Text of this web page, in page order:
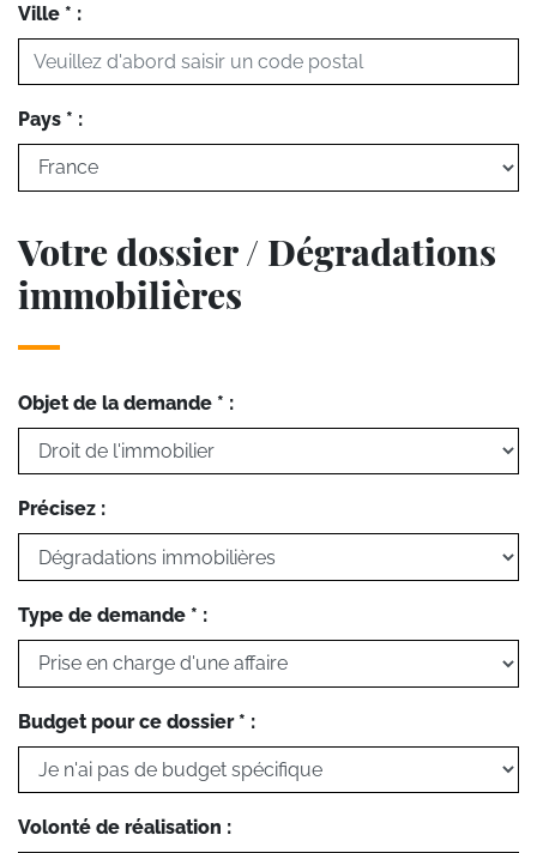
Ville * :
Pays * :
Votre dossier / Dégradations
immobilières
Objet de la demande * :
Précisez :
Type de demande * :
Budget pour ce dossier * :
Volonté de réalisation :